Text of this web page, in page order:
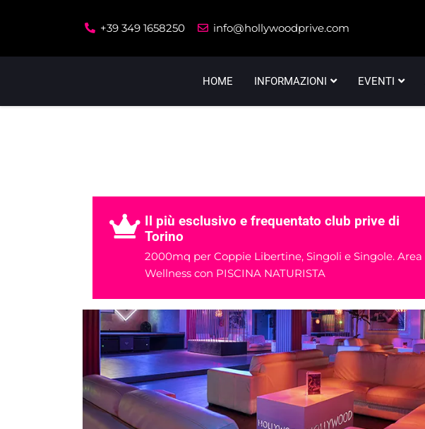
+39 349 1658250 info@hollywoodprive.com
HOME INFORMAZIONI EVENTI
Il più esclusivo e frequentato club prive di
Torino
2000mq per Coppie Libertine, Singoli e Singole. Area
Wellness con PISCINA NATURISTA